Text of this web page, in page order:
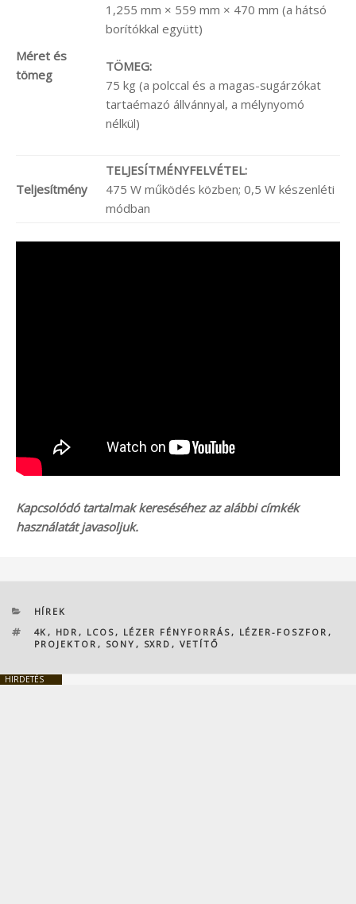
Méret és
tömeg
1,255 mm × 559 mm × 470 mm (a hátsó
borítókkal együtt)
TÖMEG:
75 kg (a polccal és a magas-sugárzókat
tartaémazó állvánnyal, a mélynyomó
nélkül)
Teljesítmény
TELJESÍTMÉNYFELVÉTEL:
475 W működés közben; 0,5 W készenléti
módban
Kapcsolódó tartalmak kereséséhez az alábbi címkék
használatát javasoljuk.
KATEGÓRIÁK
HÍREK
CÍMKÉK
4K , HDR , LCOS , LÉZER FÉNYFORRÁS , LÉZER-FOSZFOR ,
PROJEKTOR , SONY , SXRD , VETÍTŐ
HIRDETÉS